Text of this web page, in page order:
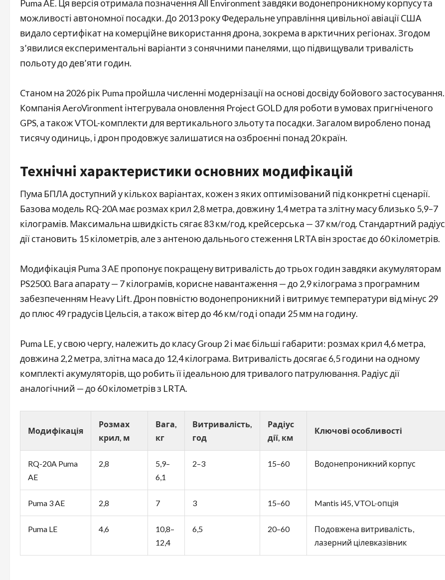
Puma AE. Ця версія отримала позначення All Environment завдяки водонепроникному корпусу та
можливості автономної посадки. До 2013 року Федеральне управління цивільної авіації США
видало сертифікат на комерційне використання дрона, зокрема в арктичних регіонах. Згодом
з’явилися експериментальні варіанти з сонячними панелями, що підвищували тривалість
польоту до дев’яти годин.
Станом на 2026 рік Puma пройшла численні модернізації на основі досвіду бойового застосування.
Компанія AeroVironment інтегрувала оновлення Project GOLD для роботи в умовах пригніченого
GPS, а також VTOL-комплекти для вертикального зльоту та посадки. Загалом вироблено понад
тисячу одиниць, і дрон продовжує залишатися на озброєнні понад 20 країн.
Технічні характеристики основних модифікацій
Пума БПЛА доступний у кількох варіантах, кожен з яких оптимізований під конкретні сценарії.
Базова модель RQ-20A має розмах крил 2,8 метра, довжину 1,4 метра та злітну масу близько 5,9–7
кілограмів. Максимальна швидкість сягає 83 км/год, крейсерська — 37 км/год. Стандартний радіус
дії становить 15 кілометрів, але з антеною дальнього стеження LRTA він зростає до 60 кілометрів.
Модифікація Puma 3 AE пропонує покращену витривалість до трьох годин завдяки акумуляторам
PS2500. Вага апарату — 7 кілограмів, корисне навантаження — до 2,9 кілограма з програмним
забезпеченням Heavy Lift. Дрон повністю водонепроникний і витримує температури від мінус 29
до плюс 49 градусів Цельсія, а також вітер до 46 км/год і опади 25 мм на годину.
Puma LE, у свою чергу, належить до класу Group 2 і має більші габарити: розмах крил 4,6 метра,
довжина 2,2 метра, злітна маса до 12,4 кілограма. Витривалість досягає 6,5 години на одному
комплекті акумуляторів, що робить її ідеальною для тривалого патрулювання. Радіус дії
аналогічний — до 60 кілометрів з LRTA.
Модифікація
Розмах
крил, м
Вага,
кг
Витривалість,
год
Радіус
дії, км
Ключові особливості
RQ-20A Puma
AE
2,8
5,9–
6,1
2–3 15–60 Водонепроникний корпус
Puma 3 AE 2,8 7 3 15–60 Mantis i45, VTOL-опція
Puma LE 4,6
10,8–
12,4
6,5 20–60
Подовжена витривалість,
лазерний цілевказівник